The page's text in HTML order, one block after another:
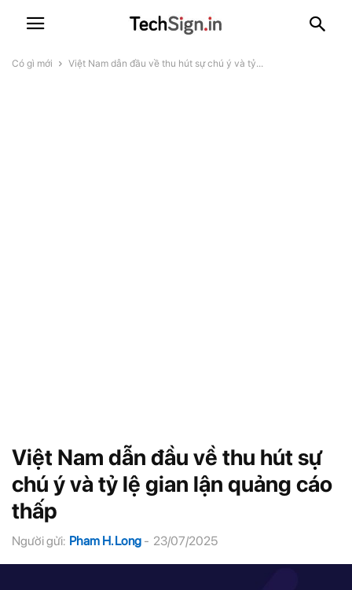
Có gì mới Việt Nam dẫn đầu về thu hút sự chú ý và tỷ...
Việt Nam dẫn đầu về thu hút sự
chú ý và tỷ lệ gian lận quảng cáo
thấp
Người gửi: Pham H. Long - 23/07/2025